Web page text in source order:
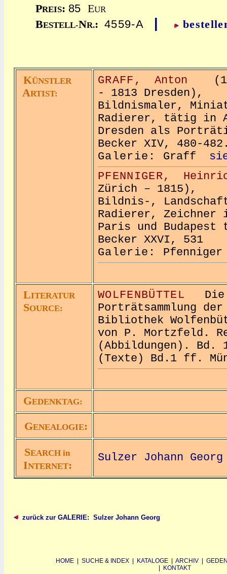
PREIS: 85 EUR
BESTELL-NR.: 4559-A
KÜNSTLER
ARTIST:
GRAFF, Anton
- 1813 Dresden),
Bildnismaler,
Radierer, tätig in
Dresden als
Becker XIV, 480-
Galerie: Graff
PFENNIGER,
Zürich – 1815),
Bildnis-,
Radierer, Zeichner
Paris und
Becker XXVI, 531
Galerie:
LITERATUR
SOURCE:
WOLFENBÜTTEL Die
Porträtsammlung
Bibliothek
von P. Mortzfeld.
(Abbildungen). Bd.
(Texte) Bd.1 ff.
GEDENKTAG:
GENEALOGIE:
SEARCH in
INTERNET:
Sulzer Johann Georg
zurück zur GALERIE: Sulzer Johann Georg
HOME SUCHE & INDEX KATALOGE ARCHIV
KONTAKT